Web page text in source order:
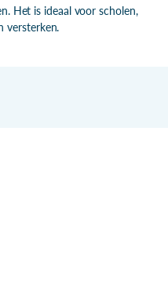
Het is ideaal voor scholen,
versterken.